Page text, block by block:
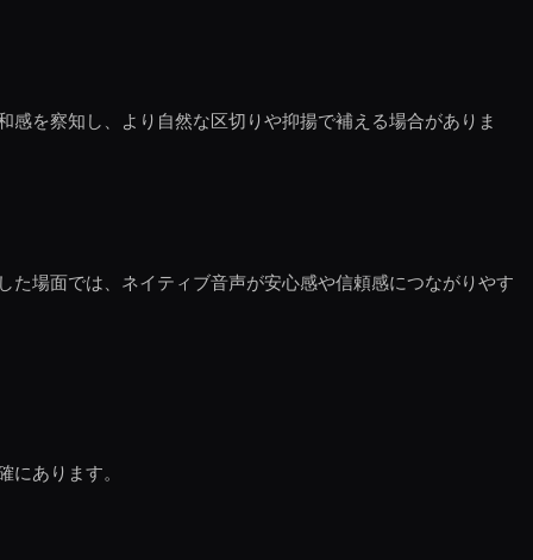
を察知し、より自然な区切りや抑揚で補える場合がありま
場面では、ネイティブ音声が安心感や信頼感につながりやす
あります。